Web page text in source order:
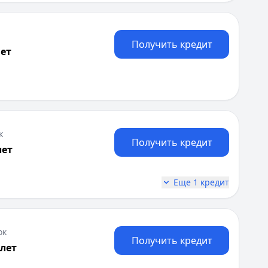
регистрации ИП, Выписка из ЕГРИП, ИНН
Получить кредит
Получить кредит
Еще 1 кредит
Получить кредит